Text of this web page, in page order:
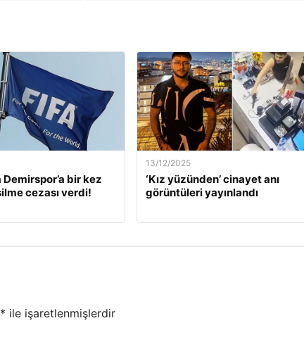
Demirspor’a bir kez
cezası verdi!
13/12/2025
‘Kız yüzünden’ cinayet anı
görüntüleri yayınlandı
* ile işaretlenmişlerdir